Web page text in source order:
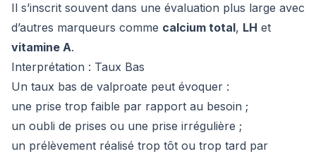
Il s’inscrit souvent dans une évaluation plus large avec
d’autres marqueurs comme calcium total, LH et
vitamine A.
Interprétation : Taux Bas
Un taux bas de valproate peut évoquer :
une prise trop faible par rapport au besoin ;
un oubli de prises ou une prise irrégulière ;
un prélèvement réalisé trop tôt ou trop tard par